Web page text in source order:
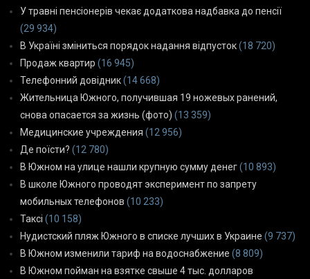
У травні пенсіонерів чекає додаткова надбавка до пенсії
(29 934)
В Україні зміниться порядок надання відпусток(18 720)
Продаж квартир (16 945)
Телефонний довідник(14 668)
Жительница Южного, получившая 19 ножевых ранений,
снова опасается за жизнь (фото) (13 359)
Медицинские учреждения (12 956)
Де поїсти? (12 780)
В Южном на улице нашли крупную сумму денег(10 893)
В школе Южного проводят эксперимент по запрету
мобильных телефонов (10 233)
Таксі (10 158)
Нудистский пляж Южного в списке лучших в Украине (9 737)
В Южном изменили тариф на водоснабжение (8 809)
В Южном пойман на взятке свыше 4 тыс. долларов